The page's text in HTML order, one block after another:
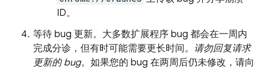
ID。
等待 bug 更新。大多数扩展程序 bug 都会在一周内
完成分诊，但有时可能需要更长时间。 请勿回复请求
更新的 bug。如果您的 bug 在两周后仍未修改，请向